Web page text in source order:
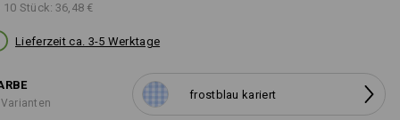
10 Stück: 36,48 €
Lieferzeit ca. 3-5 Werktage
frostblau kariert